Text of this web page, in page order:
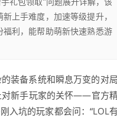
上手难度，加速等级提升，
利，能帮助萌新快速熟悉游
装备系统和瞬息万变的对
对新手玩家的关怀——官方
入坑的玩家都会问：“LOL